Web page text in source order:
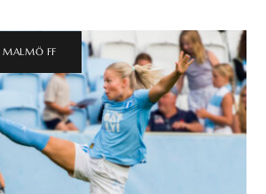
MALMÖ FF